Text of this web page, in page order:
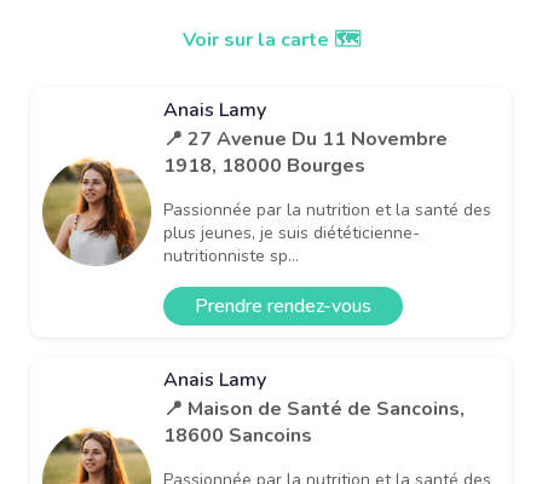
Voir sur la carte 🗺️
Anais Lamy
📍 27 Avenue Du 11 Novembre
1918, 18000 Bourges
Passionnée par la nutrition et la santé des
plus jeunes, je suis diététicienne-
nutritionniste sp...
Prendre rendez-vous
Anais Lamy
📍 Maison de Santé de Sancoins,
18600 Sancoins
Passionnée par la nutrition et la santé des